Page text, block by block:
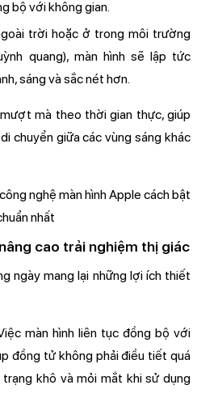
bộ với không gian.
trời hoặc ở trong môi trường
quang), màn hình sẽ lập tức
sáng và sắc nét hơn.
mà theo thời gian thực, giúp
chuyển giữa các vùng sáng khác
cao trải nghiệm thị giác
ngày mang lại những lợi ích thiết
màn hình liên tục đồng bộ với
đồng tử không phải điều tiết quá
khô và mỏi mắt khi sử dụng